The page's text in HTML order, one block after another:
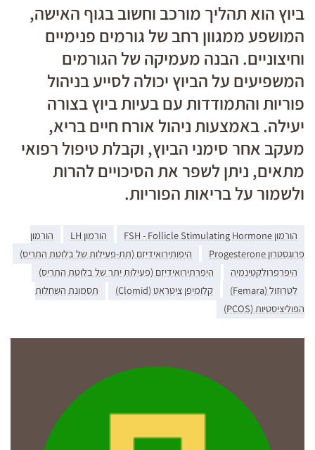
ביוץ הוא תהליך מורכב וחשוב בגוף האישה,
המושפע ממגוון רחב של גורמים פנימיים
וחיצוניים. הבנה מעמיקה של הגורמים
המשפיעים על הביוץ יכולה לסייע בניהול
פוריות והתמודדות עם בעיות ביוץ בצורה
יעילה. באמצעות ניהול אורח חיים בריא,
מעקב אחר סימני הביוץ, וקבלת טיפול רפואי
מתאים, ניתן לשפר את הסיכויים להרות
ולשמור על בריאות הפוריות.
הורמון FSH - Follicle Stimulating Hormone הורמון LH
הורמון
פרוגסטרון Progesterone
היפותירואידיזם (תת-פעילות של בלוטת התריס)
היפרפרולקטינמיה
היפרתירואידיזם (פעילות יתר של בלוטת התריס)
לטרוזול (Femara)
קלומיפן ציטראט (Clomid)
תסמונת השחלות
הפוליציסטיות (PCOS)